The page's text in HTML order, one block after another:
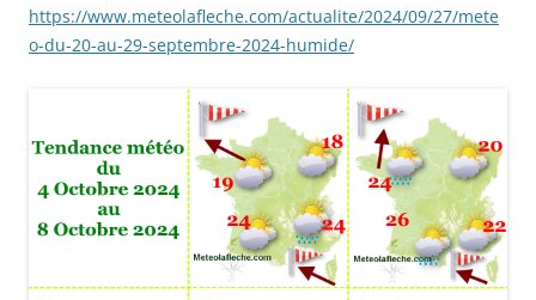
https://www.meteolafleche.com/actualite/2024/09/27/mete
o-du-20-au-29-septembre-2024-humide/